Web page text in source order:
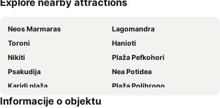
Explore nearby attractions
Neos Marmaras
Lagomandra
Toroni
Hanioti
Nikiti
Plaža Pefkohori
Psakudija
Nea Potidea
Karidi plaža
Plaža Polihrono
Nea Plagija
Informacije o objektu